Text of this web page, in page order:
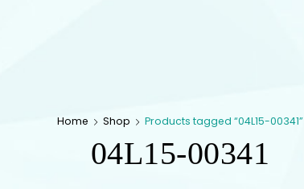
Home Shop Products tagged “04L15-00341”
04L15-00341